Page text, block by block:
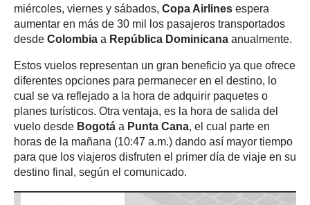
miércoles, viernes y sábados, Copa Airlines espera
aumentar en más de 30 mil los pasajeros transportados
desde Colombia a República Dominicana anualmente.
Estos vuelos representan un gran beneficio ya que ofrece
diferentes opciones para permanecer en el destino, lo
cual se va reflejado a la hora de adquirir paquetes o
planes turísticos. Otra ventaja, es la hora de salida del
vuelo desde Bogotá a Punta Cana, el cual parte en
horas de la mañana (10:47 a.m.) dando así mayor tiempo
para que los viajeros disfruten el primer día de viaje en su
destino final, según el comunicado.